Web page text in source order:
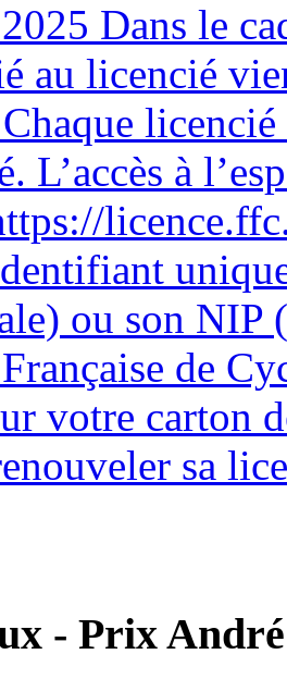
Dans le
au licencié
L’accès à
ou son NIP
de
votre carton
sa
- Prix André